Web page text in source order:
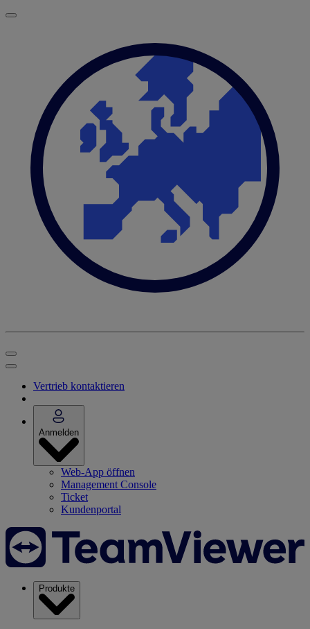
Vertrieb kontaktieren
Anmelden
Web-App öffnen
Management Console
Ticket
Kundenportal
Produkte